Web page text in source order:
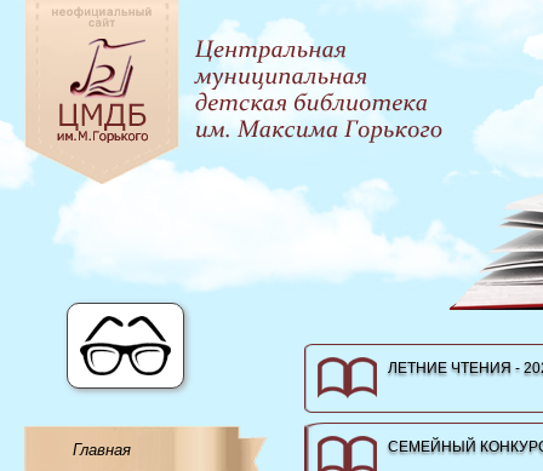
Главная
ЛЕТНИЕ ЧТЕНИЯ -
СЕМЕЙНЫЙ